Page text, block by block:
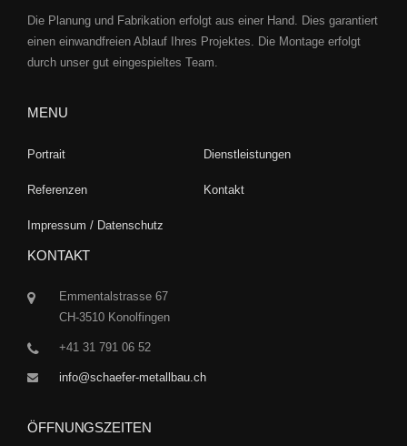
Die Planung und Fabrikation erfolgt aus einer Hand. Dies garantiert
einen einwandfreien Ablauf Ihres Projektes. Die Montage erfolgt
durch unser gut eingespieltes Team.
MENU
Portrait Dienstleistungen
Referenzen Kontakt
Impressum / Datenschutz
KONTAKT
Emmentalstrasse 67
CH-3510 Konolfingen
+41 31 791 06 52
info@schaefer-metallbau.ch
ÖFFNUNGSZEITEN